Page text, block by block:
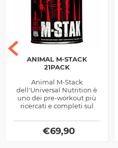
ANIMAL M-STACK
21PACK
Animal M-Stack
dell'Universal Nutrition è
uno dei pre-workout più
ricercati e completi sul
le performance
energetiche in...
€69,90